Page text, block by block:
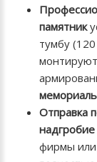
памятник
тумбу
монтируют
Отправка
фирмы или